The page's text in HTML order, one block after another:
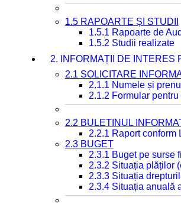
1.5 RAPOARTE ȘI STUDII
1.5.1 Rapoarte de
1.5.2 Studii realizate
2. INFORMAȚII DE INTERES
2.1 SOLICITARE
2.1.1 Numele și
2.1.2 Formular
2.2 BULETINUL
2.2.1 Raport conform
2.3 BUGET
2.3.1 Buget pe surse
2.3.2 Situația plăților
2.3.3 Situația
2.3.4 Situația anuală